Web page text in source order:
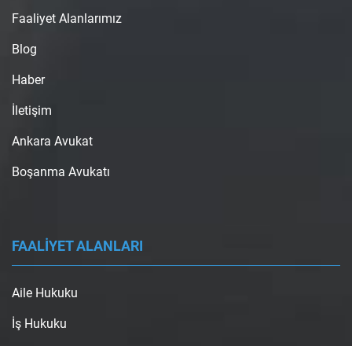
Faaliyet Alanlarımız
Blog
Haber
İletişim
Ankara Avukat
Boşanma Avukatı
FAALİYET ALANLARI
Aile Hukuku
İş Hukuku